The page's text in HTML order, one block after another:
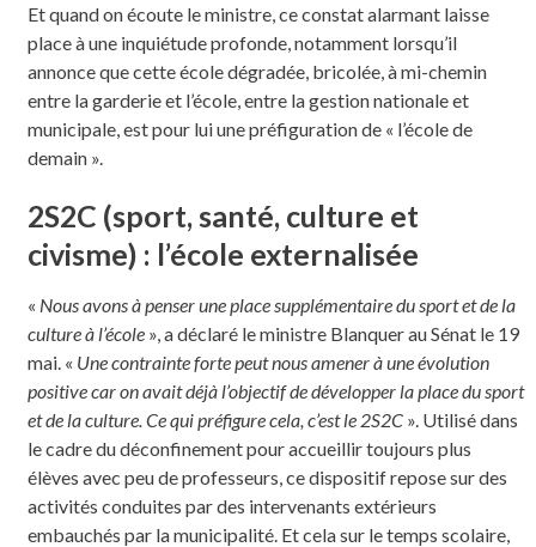
Et quand on écoute le ministre, ce constat alarmant laisse
place à une inquiétude profonde, notamment lorsqu’il
annonce que cette école dégradée, bricolée, à mi-chemin
entre la garderie et l’école, entre la gestion nationale et
municipale, est pour lui une préfiguration de « l’école de
demain ».
2S2C (sport, santé, culture et
civisme) : l’école externalisée
« Nous avons à penser une place supplémentaire du sport et de la
culture à l’école», a déclaré le ministre Blanquer au Sénat le 19
mai. « Une contrainte forte peut nous amener à une évolution
positive car on avait déjà l’objectif de développer la place du sport
et de la culture. Ce qui préfigure cela, c’est le 2S2C». Utilisé dans
le cadre du déconfinement pour accueillir toujours plus
élèves avec peu de professeurs, ce dispositif repose sur des
activités conduites par des intervenants extérieurs
embauchés par la municipalité. Et cela sur le temps scolaire,